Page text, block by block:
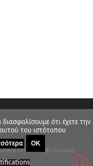
SITE MAP Πολιτική
ότι έχετε την
του ιστότοπου
ΟΚ